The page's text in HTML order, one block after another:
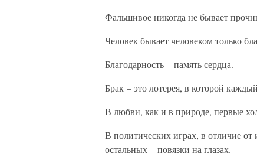
Фальшивое никогда не бывает
Человек бывает человеком только
Благодарность – память сердца.
Брак – это лотерея, в которой
В любви, как и в природе, первые
В политических играх, в отличие
остальных – повязки на глазах.